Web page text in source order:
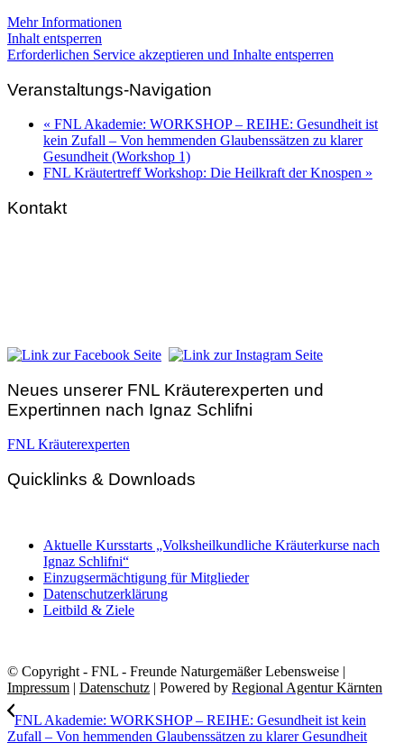
Mehr Informationen
Inhalt entsperren
Erforderlichen Service akzeptieren und Inhalte entsperren
Veranstaltungs-Navigation
« FNL Akademie: WORKSHOP – REIHE: Gesundheit ist
kein Zufall – Von hemmenden Glaubenssätzen zu klarer
Gesundheit (Workshop 1)
FNL Kräutertreff Workshop: Die Heilkraft der Knospen »
Kontakt
Neues unserer FNL Kräuterexperten und
Expertinnen nach Ignaz Schlifni
FNL Kräuterexperten
Quicklinks & Downloads
Aktuelle Kursstarts „Volksheilkundliche Kräuterkurse nach
Ignaz Schlifni“
Einzugsermächtigung für Mitglieder
Datenschutzerklärung
Leitbild & Ziele
© Copyright - FNL - Freunde Naturgemäßer Lebensweise |
Impressum | Datenschutz | Powered by Regional Agentur Kärnten
FNL Akademie: WORKSHOP – REIHE: Gesundheit ist kein
Zufall – Von hemmenden Glaubenssätzen zu klarer Gesundheit